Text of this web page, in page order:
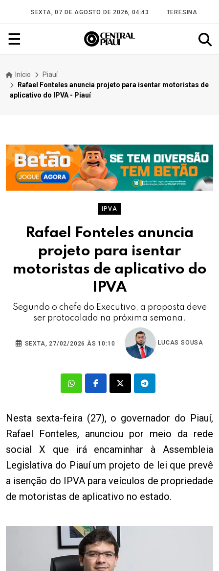
SEXTA, 07 DE AGOSTO DE 2026, 04:43 TERESINA
☰
Início
Piauí
Rafael Fonteles anuncia projeto para isentar motoristas de
aplicativo do IPVA - Piauí
IPVA
Rafael Fonteles anuncia
projeto para isentar
motoristas de aplicativo do
IPVA
Segundo o chefe do Executivo, a proposta deve
ser protocolada na próxima semana.
SEXTA, 27/02/2026 ÀS 10:10 LUCAS SOUSA
Nesta sexta-feira (27), o governador do Piauí,
Rafael Fonteles, anunciou por meio da rede
social X que irá encaminhar à Assembleia
Legislativa do Piauí um projeto de lei que prevê
a isenção do IPVA para veículos de propriedade
de motoristas de aplicativo no estado.